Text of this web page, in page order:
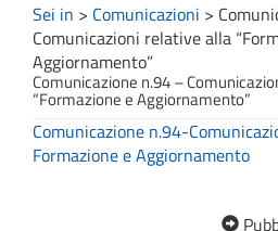
Sei in > Comunicazioni >
Comunicazioni relative alla
Aggiornamento”
Comunicazione n.94 –
“Formazione e Aggiornamento”
Comunicazione n.94-
Formazione e Aggiornamento